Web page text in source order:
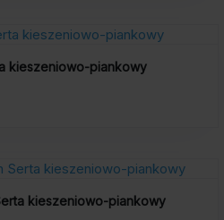
kieszeniowo-piankowy
kieszeniowo-piankowy